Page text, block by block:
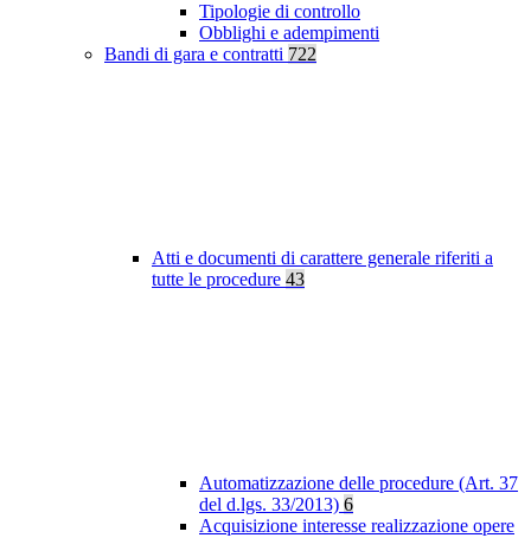
Tipologie di controllo
Obblighi e adempimenti
Bandi di gara e contratti 722
Atti e documenti di carattere generale riferiti a
tutte le procedure 43
Automatizzazione delle procedure (Art. 37
del d.lgs. 33/2013) 6
Acquisizione interesse realizzazione opere